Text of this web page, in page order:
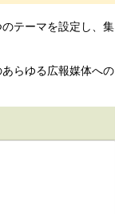
テーマを設定し、集
らゆる広報媒体への